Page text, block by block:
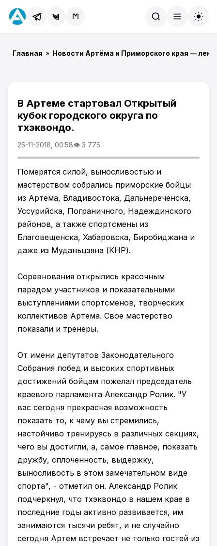
Главная » Новости Артёма и Приморского края —
В Артеме стартовал Открытый
кубок городского округа по
тхэквондо.
25-11-2018, 00:58👁 3 775
Померятся силой, выносливостью и
мастерством собрались приморские бойцы
из Артема, Владивостока, Дальнереченска,
Уссурийска, Пограничного, Надеждинского
районов, а также спортсмены из
Благовещенска, Хабаровска, Биробиджана и
даже из Муданьцзяна (КНР).
Соревнования открылись красочным
парадом участников и показательными
выступлениями спортсменов, творческих
коллективов Артема. Свое мастерство
показали и тренеры.
От имени депутатов Законодательного
Собрания побед и высоких спортивных
достижений бойцам пожелал председатель
краевого парламента Александр Ролик. "У
вас сегодня прекрасная возможность
показать то, к чему вы стремились,
настойчиво тренируясь в различных секциях,
чего вы достигли, а, самое главное, показать
дружбу, сплоченность, выдержку,
выносливость в этом замечательном виде
спорта", - отметил он. Александр Ролик
подчеркнул, что тхэквондо в нашем крае в
последние годы активно развивается, им
занимаются тысячи ребят, и не случайно
сегодня Артем встречает не только гостей из